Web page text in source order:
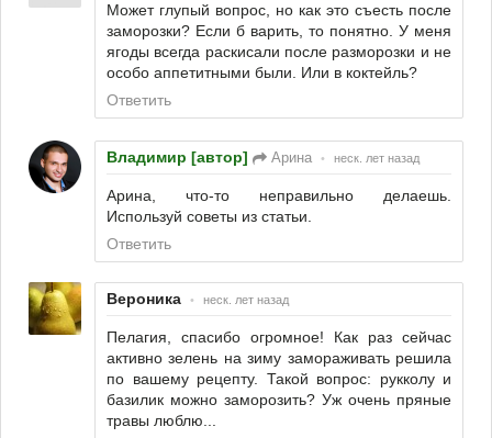
Может глупый вопрос, но как это съесть после
заморозки? Если б варить, то понятно. У меня
ягоды всегда раскисали после разморозки и не
особо аппетитными были. Или в коктейль?
Ответить
Владимир [автор] Арина • неск. лет назад
Арина, что-то неправильно делаешь.
Используй советы из статьи.
Ответить
Вероника • неск. лет назад
Пелагия, спасибо огромное! Как раз сейчас
активно зелень на зиму замораживать решила
по вашему рецепту. Такой вопрос: рукколу и
базилик можно заморозить? Уж очень пряные
травы люблю...